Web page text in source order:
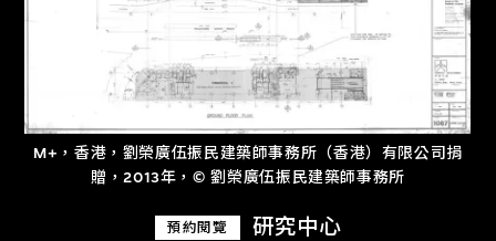
M+，香港，劉榮廣伍振民建築師事務所（香港）有限公司捐
贈，2013年，© 劉榮廣伍振民建築師事務所
預約閱覽 研究中心
關於M+藏品
探索世界頂級的二十及二十一世紀視覺